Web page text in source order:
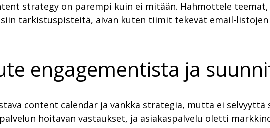
strategy on parempi kuin ei mitään. Hahmottele
tarkistuspisteitä, aivan kuten tiimit tekevät email-
engagementista ja
content calendar ja vankka strategia, mutta ei
hoitavan vastaukset, ja asiakaspalvelu oletti